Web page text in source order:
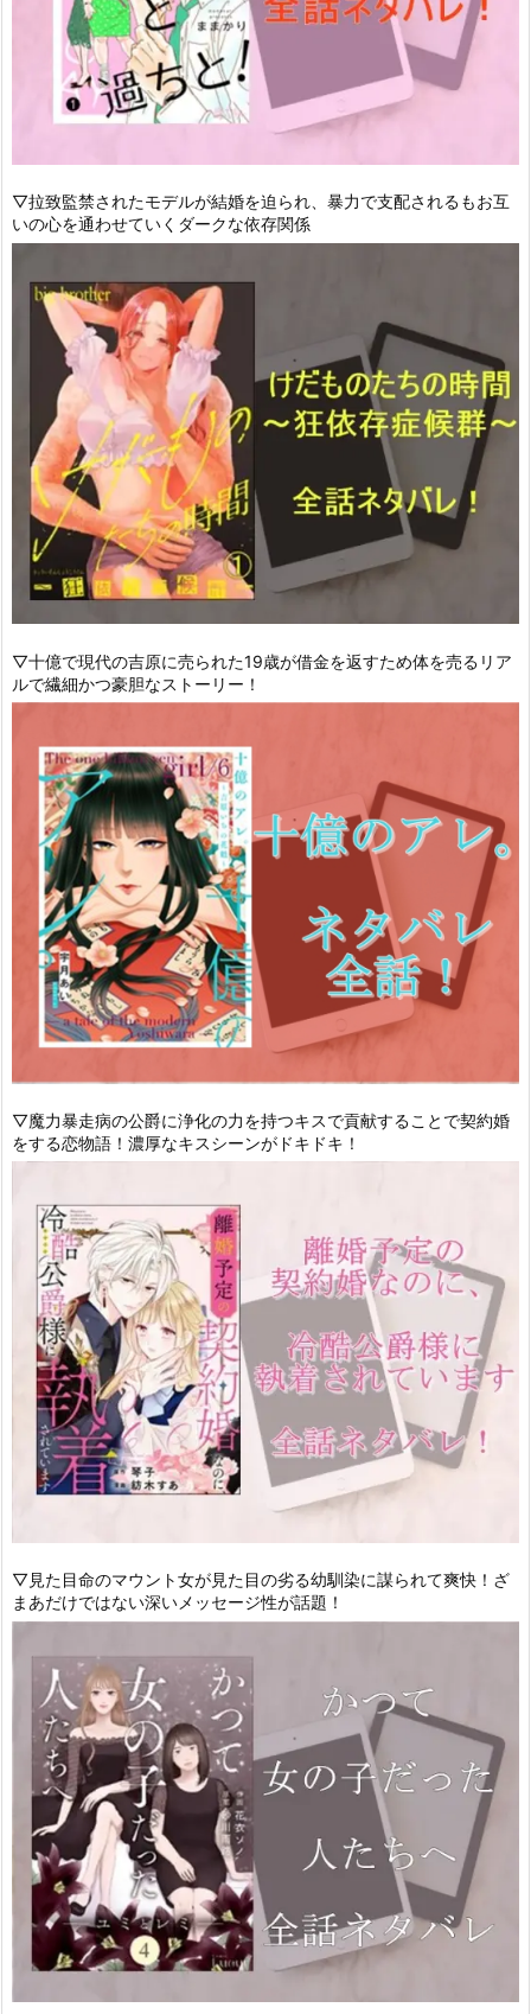
▽拉致監禁されたモデルが結婚を迫られ、暴力で支配されるもお互
いの心を通わせていくダークな依存関係
▽十億で現代の吉原に売られた19歳が借金を返すため体を売るリア
ルで繊細かつ豪胆なストーリー！
▽魔力暴走病の公爵に浄化の力を持つキスで貢献することで契約婚
をする恋物語！濃厚なキスシーンがドキドキ！
▽見た目命のマウント女が見た目の劣る幼馴染に謀られて爽快！ざ
まあだけではない深いメッセージ性が話題！